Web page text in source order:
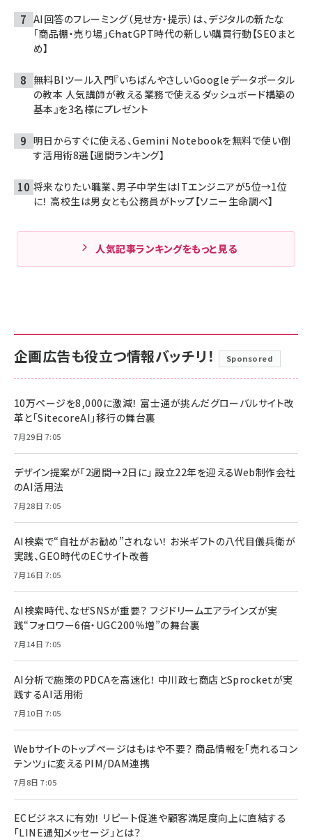
AI回答のフレーミング（見せ方・提示）は、デジタルの新たな
「商品棚・売り場」――ChatGPT時代の新しい購買行動【SEOまと
め】
無料BIツール入門『いちばんやさしいGoogleデータポータル
の教本 人気講師が教える業務で使えるダッシュボード構築の
基本』を3名様にプレゼント
明日からすぐに使える、Gemini Notebookを無料で使い倒
す活用術8選【週間ランキング】
将来なりたい職業、男子中学生はITエンジニアが5位→1位
に！ 高校生は男女とも公務員がトップ【ソニー生命調べ】
人気記事ランキングをもっと見る
企画広告も役立つ情報バッチリ！ Sponsored
10万ページを8,000に激減！ 富士通が挑んだグローバルサイト改
革と「SitecoreAI」移行の舞台裏
7月29日 7:05
デザイン提案が「2週間→2日に」 設立22年を迎えるWeb制作会社
のAI活用法
7月28日 7:05
AI検索で“自社がお勧め”されない！ お米ギフトの八代目儀兵衛が
実践、GEO時代のECサイト改善
7月16日 7:05
AI検索時代、なぜSNSが重要？ フジドリームエアラインズが実
践“フォロワー6倍・UGC200％増”の舞台裏
7月14日 7:05
AI分析で施策のPDCAを高速化！ 中川政七商店とSprocketが実
践するAI活用術
7月10日 7:05
Webサイトのトップページはもはや不要？ 商品情報を「売れるコン
テンツ」に変えるPIM/DAM連携
7月8日 7:05
ECビジネスに有効！ リピート促進や顧客満足度向上に直結する
「LINE通知メッセージ」とは？